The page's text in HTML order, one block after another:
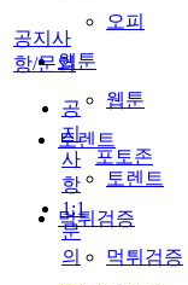
오피
웹툰
웹툰
토렌트
토렌트
먹튀검증
먹튀검증
공지사
항/문의
공
지
사
항
1:1
문
의
포토존